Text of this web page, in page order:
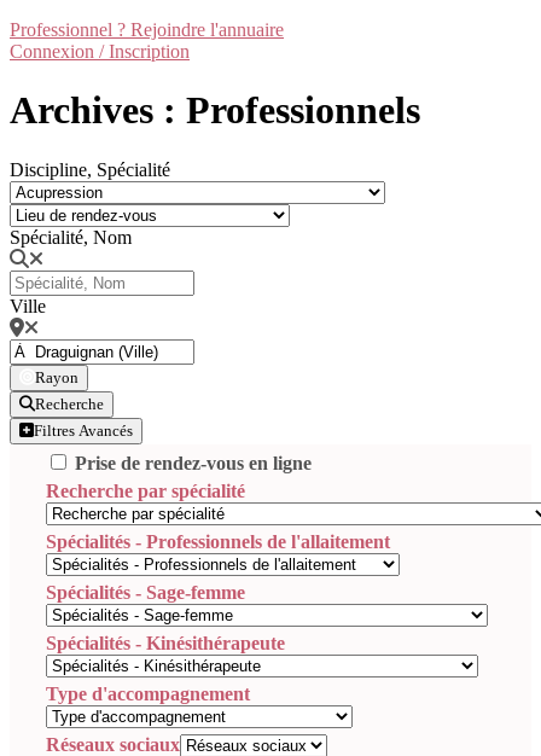
Professionnel ? Rejoindre l'annuaire
Connexion / Inscription
Archives : Professionnels
Discipline, Spécialité
Spécialité, Nom
Ville
Rayon
Recherche
Filtres Avancés
Prise de rendez-vous en ligne
Recherche par spécialité
Spécialités - Professionnels de l'allaitement
Spécialités - Sage-femme
Spécialités - Kinésithérapeute
Type d'accompagnement
Réseaux sociaux